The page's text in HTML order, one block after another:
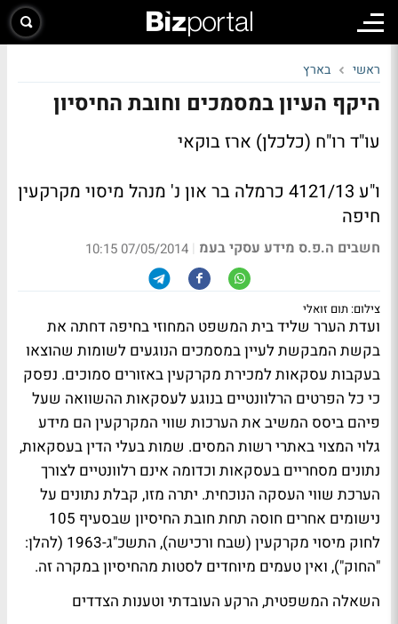
ראשי בארץ
היקף העיון במסמכים וחובת החיסיון
עו"ד רו"ח (כלכלן) ארז בוקאי
ו"ע 4121/13 כרמלה בר און נ' מנהל מיסוי מקרקעין
חיפה
חשבים ה.פ.ס מידע עסקי בעמ |
07/05/2014 10:15
צילום: תום זואלי
ועדת הערר שליד בית המשפט המחוזי בחיפה דחתה את
בקשת המבקשת לעיין במסמכים הנוגעים לשומות שהוצאו
בעקבות עסקאות למכירת מקרקעין באזורים סמוכים. נפסק
כי כל הפרטים הרלוונטיים בנוגע לעסקאות ההשוואה שעל
פיהם ביסס המשיב את הערכות שווי המקרקעין הם מידע
גלוי המצוי באתרי רשות המסים. שמות בעלי הדין בעסקאות,
נתונים מסחריים בעסקאות וכדומה אינם רלוונטיים לצורך
הערכת שווי העסקה הנוכחית. יתרה מזו, קבלת נתונים על
נישומים אחרים חוסה תחת חובת החיסיון שבסעיף 105
לחוק מיסוי מקרקעין (שבח ורכישה), התשכ"ג-1963 (להלן:
"החוק"), ואין טעמים מיוחדים לסטות מהחיסיון במקרה זה.
השאלה המשפטית, הרקע העובדתי וטענות הצדדים